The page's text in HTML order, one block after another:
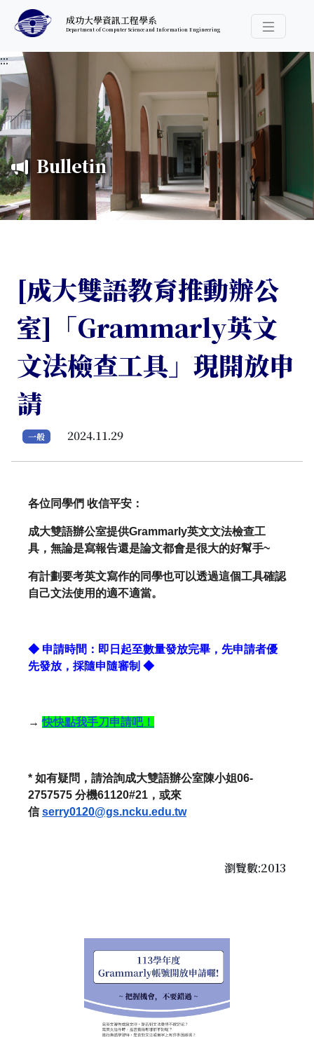
跳至中央內容區塊
成功大學資訊工程學系
Department of Computer Science and Information Engineering
導覽選
:::
Bulletin
[成大雙語教育推動辦公
室]「Grammarly英文
文法檢查工具」現開放申
請
一般 2024.11.29
各位同學們 收信平安：
成大雙語辦公室提供Grammarly英文文法檢查工
具， 無論是寫報告還是論文都會是很大的好幫手~
有計劃要考英文寫作的同學也可以透過這個工具確認
自己文法使用的適不適當。
◆ 申請時間：即日起至數量發放完畢，先申請者優
先發放， 採隨申隨審制 ◆
→ 快快點我手刀申請吧！
* 如有疑問，請洽詢成大雙語辦公室陳小姐06-
2757575 分機61120#21 ，或來
信serry0120@gs.ncku.edu.tw
瀏覽數:2013